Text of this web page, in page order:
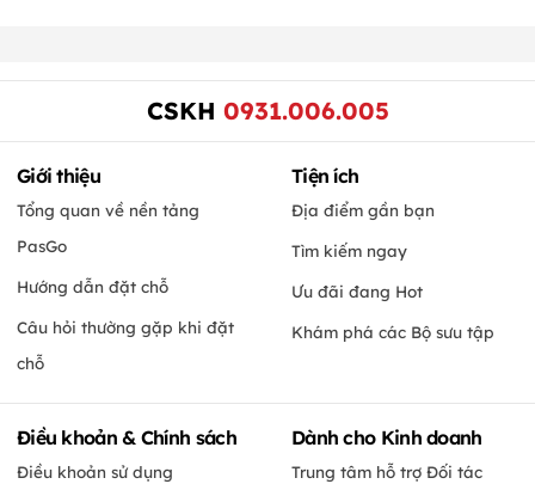
CSKH 0931.006.005
Giới thiệu
Tổng quan về nền tảng
PasGo
Hướng dẫn đặt chỗ
Câu hỏi thường gặp khi đặt
chỗ
Tiện ích
Địa điểm gần bạn
Tìm kiếm ngay
Ưu đãi đang Hot
Khám phá các Bộ sưu tập
Điều khoản & Chính sách
Điều khoản sử dụng
Dành cho Kinh doanh
Trung tâm hỗ trợ Đối tác